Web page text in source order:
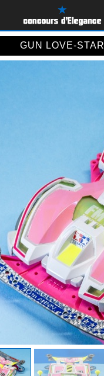
GUN LOVE-STAR